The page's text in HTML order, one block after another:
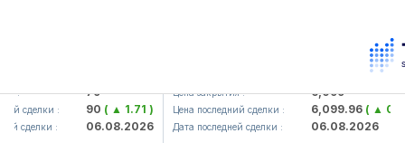
: 79
сделки : 90( ▲ 1.71 )
сделки : 06.08.2026
Цена закрытия : 6,099
Цена последний сделки : 6,099.96( ▲ 0.08
Дата последней сделки : 06.08.2026